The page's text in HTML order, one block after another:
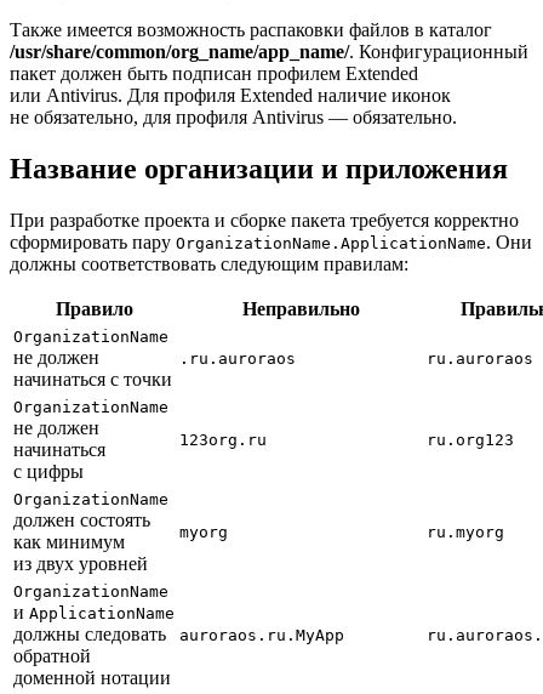
Также имеется возможность распаковки файлов в каталог
/usr/share/common/org_name/app_name/. Конфигурационный
пакет должен быть подписан профилем Extended
или Antivirus. Для профиля Extended наличие иконок
не обязательно, для профиля Antivirus — обязательно.
Название организации и приложения
При разработке проекта и сборке пакета требуется корректно
сформировать пару OrganizationName.ApplicationName. Они
должны соответствовать следующим правилам:
Правило Неправильно
OrganizationName
не должен
начинаться с точки
.ru.auroraos ru.auroraos
OrganizationName
не должен
начинаться
с цифры
123org.ru ru.org123
OrganizationName
должен состоять
как минимум
из двух уровней
myorg ru.myorg
OrganizationName
и ApplicationName
должны следовать
обратной
доменной нотации
auroraos.ru.MyApp